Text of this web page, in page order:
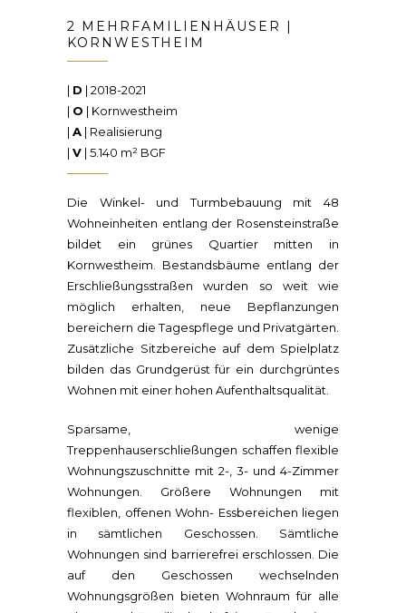
2 MEHRFAMILIENHÄUSER |
KORNWESTHEIM
| D | 2018-2021
| O | Kornwestheim
| A | Realisierung
| V | 5.140 m² BGF
Die Winkel- und Turmbebauung mit 48
Wohneinheiten entlang der Rosensteinstraße
bildet ein grünes Quartier mitten in
Kornwestheim. Bestandsbäume entlang der
Erschließungsstraßen wurden so weit wie
möglich erhalten, neue Bepflanzungen
bereichern die Tagespflege und Privatgärten.
Zusätzliche Sitzbereiche auf dem Spielplatz
bilden das Grundgerüst für ein durchgrüntes
Wohnen mit einer hohen Aufenthaltsqualität.
Sparsame, wenige
Treppenhauserschließungen schaffen flexible
Wohnungszuschnitte mit 2-, 3- und 4-Zimmer
Wohnungen. Größere Wohnungen mit
flexiblen, offenen Wohn- Essbereichen liegen
in sämtlichen Geschossen. Sämtliche
Wohnungen sind barrierefrei erschlossen. Die
auf den Geschossen wechselnden
Wohnungsgrößen bieten Wohnraum für alle